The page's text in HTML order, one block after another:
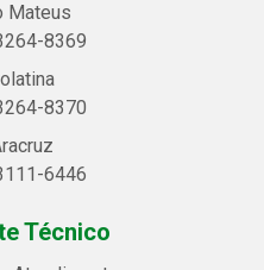
Mateus
8369
8370
6446
Técnico